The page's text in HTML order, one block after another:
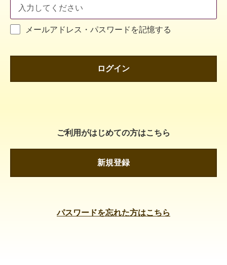
メールアドレス・パスワードを記憶する
ログイン
ご利用がはじめての方はこちら
新規登録
パスワードを忘れた方はこちら